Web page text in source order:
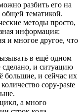
разбить его на
тематикой.
методы просто,
информация:
и многое другое, что
в ещё одном
сделано, и ситуацию
большие, и сейчас их
copy-paste
а много